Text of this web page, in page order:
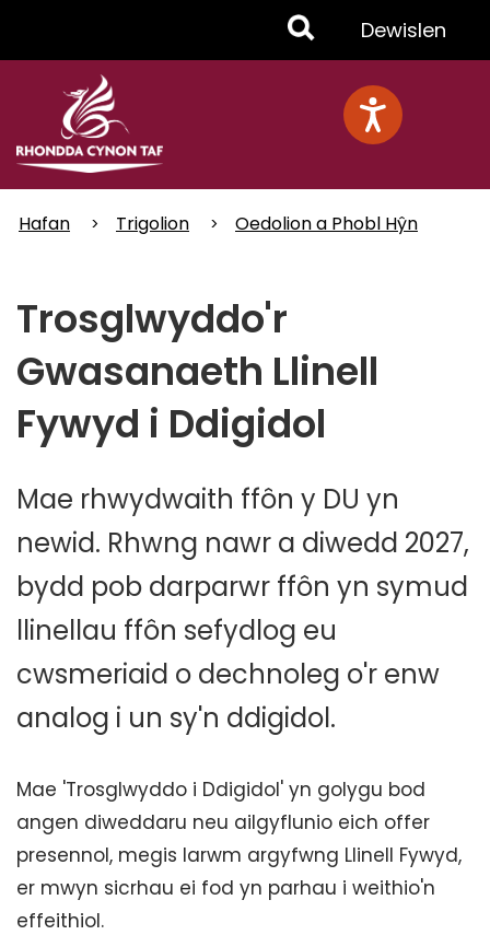
Toggle
Menu
Dewislen
Hafan Trigolion Oedolion a Phobl Hŷn
Trosglwyddo'r
Gwasanaeth Llinell
Fywyd i Ddigidol
Mae rhwydwaith ffôn y DU yn
newid. Rhwng nawr a diwedd 2027,
bydd pob darparwr ffôn yn symud
llinellau ffôn sefydlog eu
cwsmeriaid o dechnoleg o'r enw
analog i un sy'n ddigidol.
Mae 'Trosglwyddo i Ddigidol' yn golygu bod
angen diweddaru neu ailgyflunio eich offer
presennol, megis larwm argyfwng Llinell Fywyd,
er mwyn sicrhau ei fod yn parhau i weithio'n
effeithiol.